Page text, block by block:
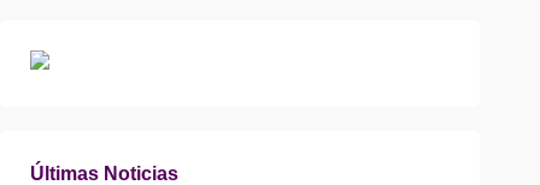
Últimas Noticias